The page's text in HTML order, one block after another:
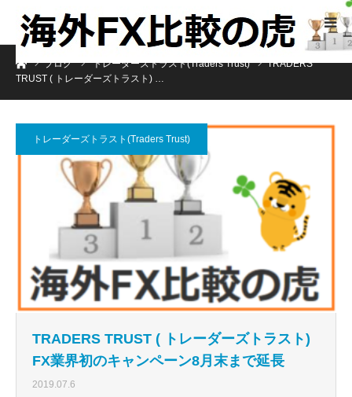
ホームブログ トレーダーズトラスト(Traders Trust)
TRADERS
TRUST ( トレーダーズトラスト) …
トレーダーズトラスト(Traders Trust)
TRADERS TRUST ( トレーダーズトラスト)
FX業界初のキャンペーン8月末まで延長
2019.07.6